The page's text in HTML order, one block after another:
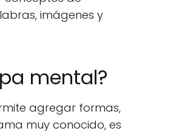
imágenes y
mental?
agregar formas,
muy conocido, es